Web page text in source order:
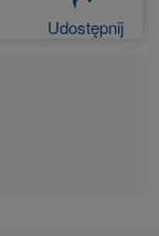
Udostępnij